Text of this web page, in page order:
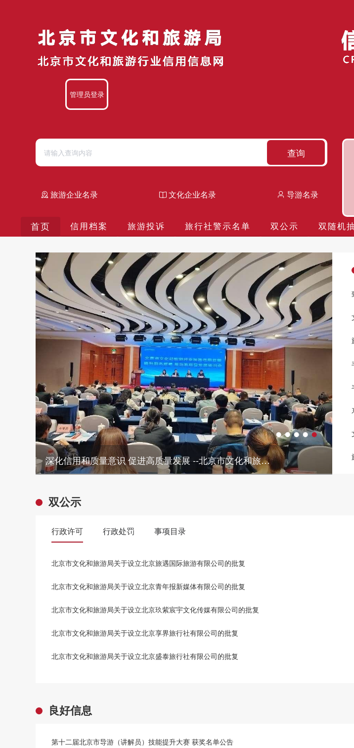
管理员登录
查询
旅游企业名录 文化企业名录 导游名录
首页 信用档案 旅游投诉 旅行社警示名单 双公示 双随机
深化信用和质量意识 促进高质量发展 --北京市文化和旅游行业加强信用监管 提升服务质量 推动高质量发展专题培训班成功举办
双公示
行政许可 行政处罚 事项目录
北京市文化和旅游局关于设立北京旅遇国际旅游有限公司的批复
北京市文化和旅游局关于设立北京青年报新媒体有限公司的批复
北京市文化和旅游局关于设立北京玖紫宸宇文化传媒有限公司的批复
北京市文化和旅游局关于设立北京享界旅行社有限公司的批复
北京市文化和旅游局关于设立北京盛泰旅行社有限公司的批复
良好信息
第十二届北京市导游（讲解员）技能提升大赛 获奖名单公告